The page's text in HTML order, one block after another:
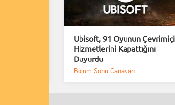
Ubisoft, 91 Oyunun Çevrimiçi
Hizmetlerini Kapattığını
Duyurdu
Bölüm Sonu Canavarı